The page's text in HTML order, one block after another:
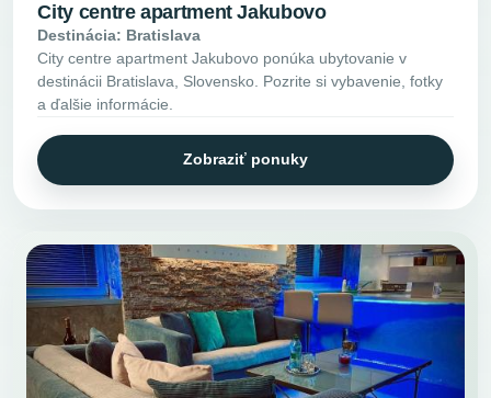
City centre apartment Jakubovo
Destinácia: Bratislava
City centre apartment Jakubovo ponúka ubytovanie v
destinácii Bratislava, Slovensko. Pozrite si vybavenie, fotky
a ďalšie informácie.
Zobraziť ponuky